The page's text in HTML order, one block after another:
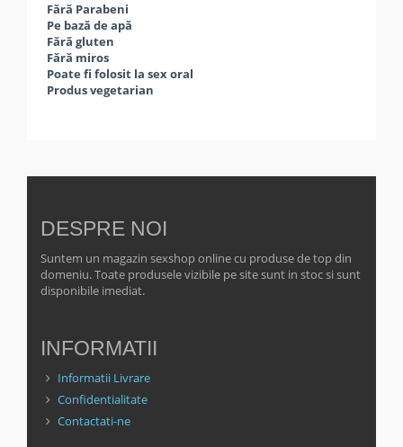
Fără Parabeni
Pe bază de apă
Fără gluten
Fără miros
Poate fi folosit la sex oral
Produs vegetarian
DESPRE NOI
Suntem un magazin sexshop online cu produse de top din
domeniu. Toate produsele vizibile pe site sunt in stoc si sunt
disponibile imediat.
INFORMATII
Informatii Livrare
Confidentialitate
Contactati-ne